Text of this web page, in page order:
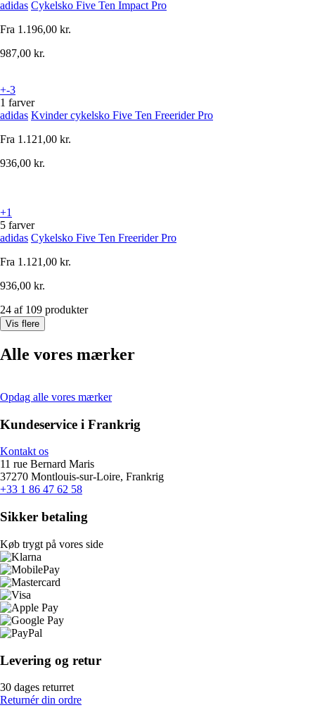
adidas Cykelsko Five Ten Impact Pro
Fra 1.196,00 kr.
987,00 kr.
+-3
1 farver
adidas Kvinder cykelsko Five Ten Freerider Pro
Fra 1.121,00 kr.
936,00 kr.
+1
5 farver
adidas Cykelsko Five Ten Freerider Pro
Fra 1.121,00 kr.
936,00 kr.
24 af 109 produkter
Vis flere
Alle vores mærker
Opdag alle vores mærker
Kundeservice i Frankrig
Kontakt os
11 rue Bernard Maris
37270 Montlouis-sur-Loire, Frankrig
+33 1 86 47 62 58
Sikker betaling
Køb trygt på vores side
Levering og retur
30 dages returret
Returnér din ordre